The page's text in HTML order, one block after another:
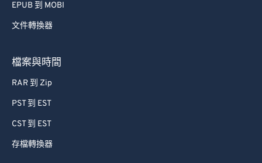
EPUB 到 MOBI
文件轉換器
檔案與時間
RAR 到 Zip
PST 到 EST
CST 到 EST
存檔轉換器